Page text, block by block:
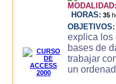
MODALIDAD:
HORAS: 35
OBJETIVOS:
explica los
bases de
trabajar
un